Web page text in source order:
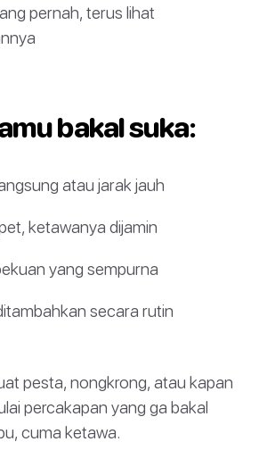
pernah, terus lihat
bakal suka:
atau jarak jauh
ketawanya dijamin
yang sempurna
secara rutin
pesta, nongkrong, atau kapan
percakapan yang ga bakal
cuma ketawa.